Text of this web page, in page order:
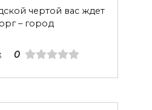
чертой вас ждет
– город
0